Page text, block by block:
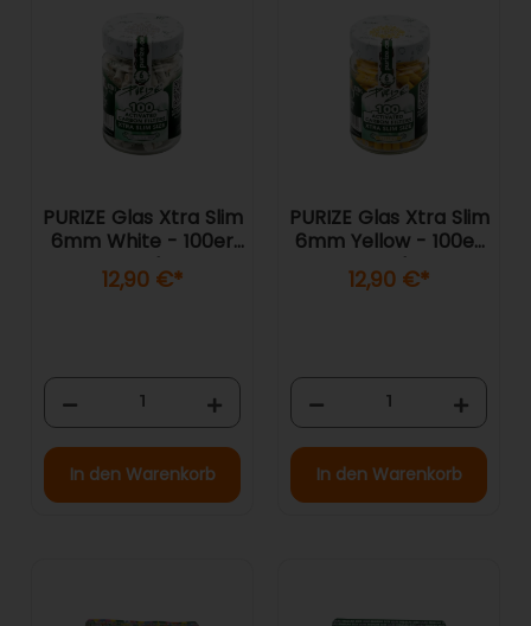
PURIZE Glas Xtra Slim
6mm White - 100er
Pack
12,90 €*
In den Warenkorb
PURIZE Glas Xtra Slim
6mm Yellow - 100er
Pack
12,90 €*
In den Warenkorb